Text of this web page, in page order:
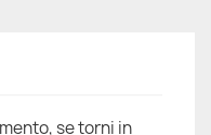
se torni in